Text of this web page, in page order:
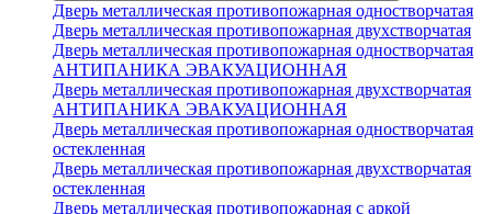
Дверь металлическая противопожарная одностворчатая
Дверь металлическая противопожарная двухстворчатая
Дверь металлическая противопожарная одностворчатая
АНТИПАНИКА ЭВАКУАЦИОННАЯ
Дверь металлическая противопожарная двухстворчатая
АНТИПАНИКА ЭВАКУАЦИОННАЯ
Дверь металлическая противопожарная одностворчатая
остекленная
Дверь металлическая противопожарная двухстворчатая
остекленная
Дверь металлическая противопожарная с аркой